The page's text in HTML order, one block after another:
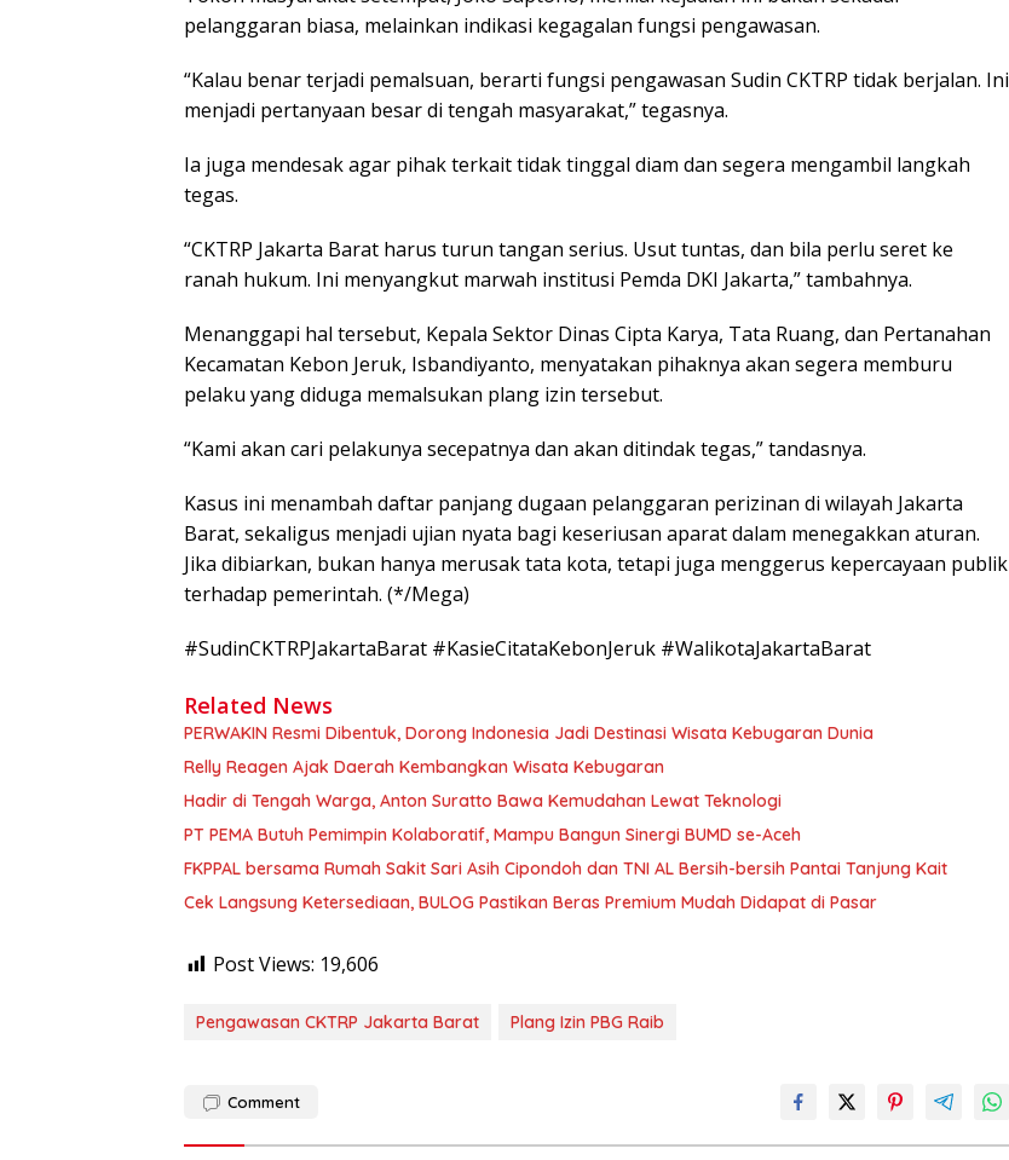
pelanggaran biasa, melainkan indikasi kegagalan fungsi pengawasan.
“Kalau benar terjadi pemalsuan, berarti fungsi pengawasan Sudin CKTRP tidak berjalan. Ini
menjadi pertanyaan besar di tengah masyarakat,” tegasnya.
Ia juga mendesak agar pihak terkait tidak tinggal diam dan segera mengambil langkah
tegas.
“CKTRP Jakarta Barat harus turun tangan serius. Usut tuntas, dan bila perlu seret ke
ranah hukum. Ini menyangkut marwah institusi Pemda DKI Jakarta,” tambahnya.
Menanggapi hal tersebut, Kepala Sektor Dinas Cipta Karya, Tata Ruang, dan Pertanahan
Kecamatan Kebon Jeruk, Isbandiyanto, menyatakan pihaknya akan segera memburu
pelaku yang diduga memalsukan plang izin tersebut.
“Kami akan cari pelakunya secepatnya dan akan ditindak tegas,” tandasnya.
Kasus ini menambah daftar panjang dugaan pelanggaran perizinan di wilayah Jakarta
Barat, sekaligus menjadi ujian nyata bagi keseriusan aparat dalam menegakkan aturan.
Jika dibiarkan, bukan hanya merusak tata kota, tetapi juga menggerus kepercayaan publik
terhadap pemerintah. (*/Mega)
#SudinCKTRPJakartaBarat #KasieCitataKebonJeruk #WalikotaJakartaBarat
Related News
PERWAKIN Resmi Dibentuk, Dorong Indonesia Jadi Destinasi Wisata Kebugaran Dunia
Relly Reagen Ajak Daerah Kembangkan Wisata Kebugaran
Hadir di Tengah Warga, Anton Suratto Bawa Kemudahan Lewat Teknologi
PT PEMA Butuh Pemimpin Kolaboratif, Mampu Bangun Sinergi BUMD se-Aceh
FKPPAL bersama Rumah Sakit Sari Asih Cipondoh dan TNI AL Bersih-bersih Pantai Tanjung Kait
Cek Langsung Ketersediaan, BULOG Pastikan Beras Premium Mudah Didapat di Pasar
Post Views: 19,606
Pengawasan CKTRP Jakarta Barat Plang Izin PBG Raib
Comment